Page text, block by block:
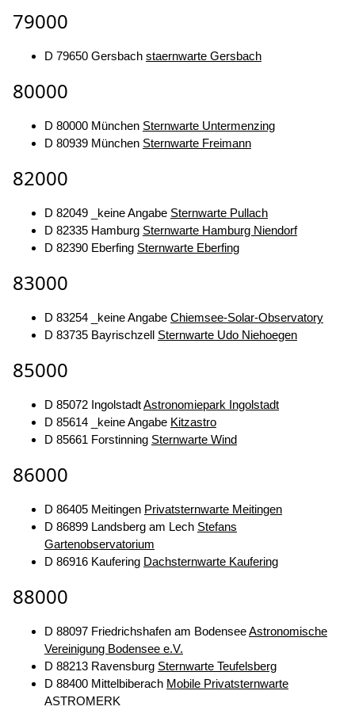
79000
D 79650 Gersbach staernwarte Gersbach
80000
D 80000 München Sternwarte Untermenzing
D 80939 München Sternwarte Freimann
82000
D 82049 _keine Angabe Sternwarte Pullach
D 82335 Hamburg Sternwarte Hamburg Niendorf
D 82390 Eberfing Sternwarte Eberfing
83000
D 83254 _keine Angabe Chiemsee-Solar-Observatory
D 83735 Bayrischzell Sternwarte Udo Niehoegen
85000
D 85072 IngolstadtAstronomiepark Ingolstadt
D 85614 _keine Angabe Kitzastro
D 85661 Forstinning Sternwarte Wind
86000
D 86405 Meitingen Privatsternwarte Meitingen
D 86899 Landsberg am Lech Stefans
Gartenobservatorium
D 86916 Kaufering Dachsternwarte Kaufering
88000
D 88097 Friedrichshafen am BodenseeAstronomische
Vereinigung Bodensee e.V.
D 88213 Ravensburg Sternwarte Teufelsberg
D 88400 Mittelbiberach Mobile Privatsternwarte
ASTROMERK